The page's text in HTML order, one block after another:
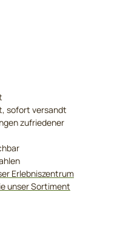
sofort versandt
zufriedener
Erlebniszentrum
unser Sortiment